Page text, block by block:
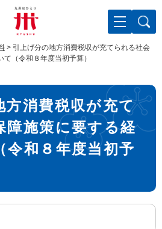
> 引上げ分の地方消費税収が充てられる社会
（令和８年度当初予算）
方消費税収が充て
障施策に要する経
令和８年度当初予